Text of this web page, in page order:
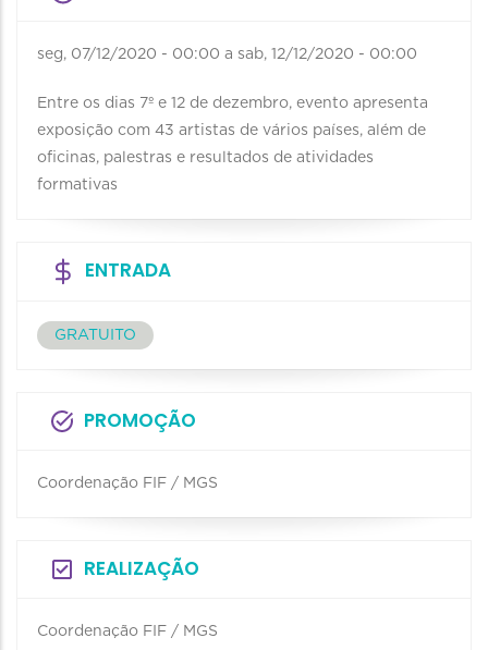
seg, 07/12/2020 - 00:00 a sab, 12/12/2020 - 00:00
Entre os dias 7º e 12 de dezembro, evento apresenta
exposição com 43 artistas de vários países, além de
oficinas, palestras e resultados de atividades
formativas
ENTRADA
GRATUITO
PROMOÇÃO
Coordenação FIF / MGS
REALIZAÇÃO
Coordenação FIF / MGS